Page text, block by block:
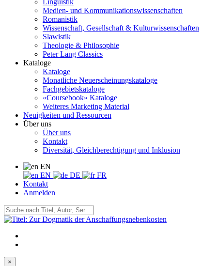
Linguistik
Medien- und Kommunikationswissenschaften
Romanistik
Wissenschaft, Gesellschaft & Kulturwissenschaften
Slawistik
Theologie & Philosophie
Peter Lang Classics
Kataloge
Kataloge
Monatliche Neuerscheinungskataloge
Fachgebietskataloge
«Coursebook» Kataloge
Weiteres Marketing Material
Neuigkeiten und Ressourcen
Über uns
Über uns
Kontakt
Diversität, Gleichberechtigung und Inklusion
EN
EN
DE
FR
Kontakt
Anmelden
×